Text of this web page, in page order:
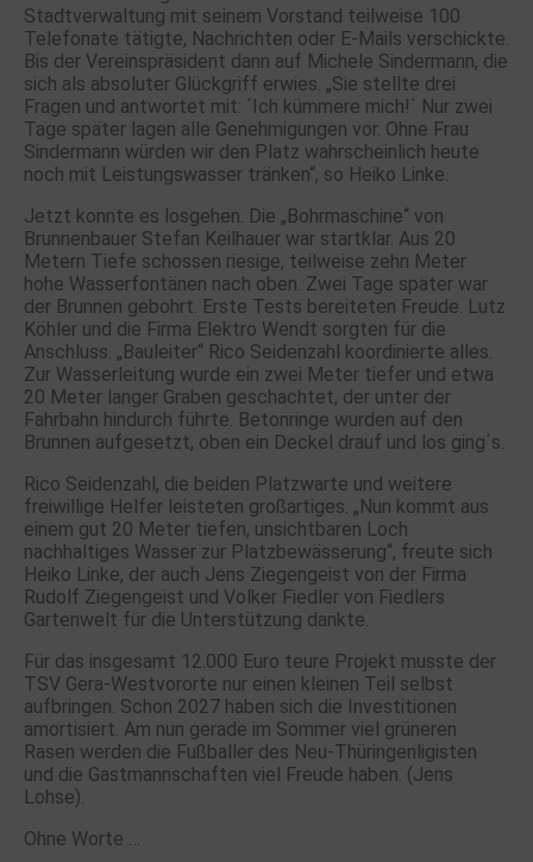
Stadtverwaltung mit seinem Vorstand teilweise 100
Telefonate tätigte, Nachrichten oder E-Mails verschickte.
Bis der Vereinspräsident dann auf Michele Sindermann, die
sich als absoluter Glückgriff erwies. „Sie stellte drei
Fragen und antwortet mit: ´Ich kümmere mich!` Nur zwei
Tage später lagen alle Genehmigungen vor. Ohne Frau
Sindermann würden wir den Platz wahrscheinlich heute
noch mit Leistungswasser tränken“, so Heiko Linke.
Jetzt konnte es losgehen. Die „Bohrmaschine“ von
Brunnenbauer Stefan Keilhauer war startklar. Aus 20
Metern Tiefe schossen riesige, teilweise zehn Meter
hohe Wasserfontänen nach oben. Zwei Tage später war
der Brunnen gebohrt. Erste Tests bereiteten Freude. Lutz
Köhler und die Firma Elektro Wendt sorgten für die
Anschluss. „Bauleiter“ Rico Seidenzahl koordinierte alles.
Zur Wasserleitung wurde ein zwei Meter tiefer und etwa
20 Meter langer Graben geschachtet, der unter der
Fahrbahn hindurch führte. Betonringe wurden auf den
Brunnen aufgesetzt, oben ein Deckel drauf und los ging´s.
Rico Seidenzahl, die beiden Platzwarte und weitere
freiwillige Helfer leisteten großartiges. „Nun kommt aus
einem gut 20 Meter tiefen, unsichtbaren Loch
nachhaltiges Wasser zur Platzbewässerung“, freute sich
Heiko Linke, der auch Jens Ziegengeist von der Firma
Rudolf Ziegengeist und Volker Fiedler von Fiedlers
Gartenwelt für die Unterstützung dankte.
Für das insgesamt 12.000 Euro teure Projekt musste der
TSV Gera-Westvororte nur einen kleinen Teil selbst
aufbringen. Schon 2027 haben sich die Investitionen
amortisiert. Am nun gerade im Sommer viel grüneren
Rasen werden die Fußballer des Neu-Thüringenligisten
und die Gastmannschaften viel Freude haben. (Jens
Lohse).
Ohne Worte …